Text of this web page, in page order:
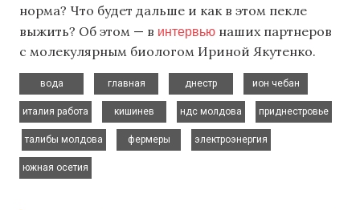
норма? Что будет дальше и как в этом пекле
выжить? Об этом — в интервью наших партнеров
с молекулярным биологом Ириной Якутенко.
вода
главная
днестр
ион чебан
италия работа
кишинев
ндс молдова
приднестровье
талибы молдова
фермеры
электроэнергия
южная осетия